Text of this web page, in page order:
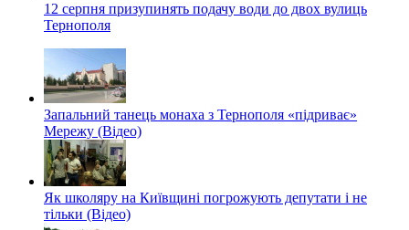
12 серпня призупинять подачу води до двох вулиць
Тернополя
Запальний танець монаха з Тернополя «підриває»
Мережу (Відео)
Як школяру на Київщині погрожують депутати і не
тільки (Відео)